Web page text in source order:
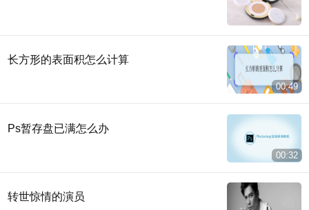
长方形的表面积怎么计算
00:49
Ps暂存盘已满怎么办
00:32
转世惊情的演员